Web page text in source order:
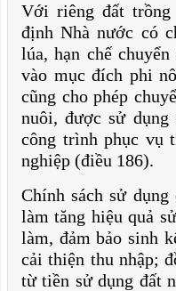
Với riêng đất
định Nhà nước có
lúa, hạn chế
vào mục đích phi
cũng cho phép
nuôi, được sử
công trình phục vụ
nghiệp (điều 186).
Chính sách sử
làm tăng hiệu quả
làm, đảm bảo sinh
cải thiện thu nhập;
từ tiền sử dụng đất